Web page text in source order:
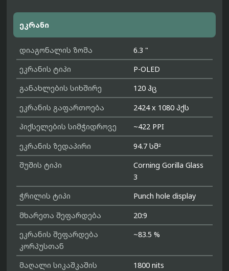
ეკრანი
დიაგონალის ზომა
6.3 "
ეკრანის ტიპი
P-OLED
განახლების სიხშირე
120 ჰც
ეკრანის გაფართოება
2424 x 1080 პქს
პიქსელების სიმჭიდროვე
~422 PPI
ეკრანის ზედაპირი
94.7 სმ²
შუშის ტიპი
Corning Gorilla Glass
3
ჭრილის ტიპი
Punch hole display
მხარეთა შეფარდება
20:9
ეკრანის შეფარდება
კორპუსთან
~83.5 %
მაღალი სიკაშკაშის
1800 nits